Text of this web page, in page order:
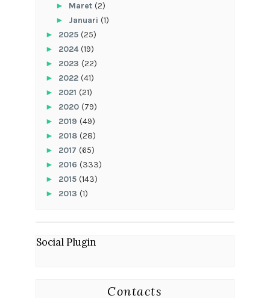
► Maret (2)
► Januari (1)
► 2025 (25)
► 2024(19)
► 2023 (22)
► 2022 (41)
► 2021 (21)
► 2020 (79)
► 2019 (49)
► 2018 (28)
► 2017 (65)
► 2016 (333)
► 2015 (143)
► 2013 (1)
Social Plugin
Contacts